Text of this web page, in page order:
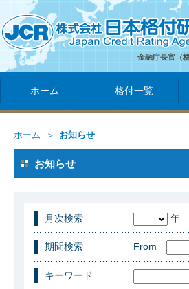
金融庁長官（
ホーム 格付一覧
ホーム お知らせ
お知らせ
月次検索 年
期間検索 From
キーワード